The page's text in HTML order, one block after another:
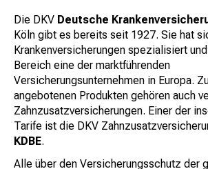
Die DKV Deutsche
Köln gibt es bereits seit 1927. Sie hat
Krankenversicherungen spezialisiert
Bereich eine der marktführenden
Versicherungsunternehmen in Europa.
angebotenen Produkten gehören auch
Zahnzusatzversicherungen. Einer der
Tarife ist die DKV
KDBE.
Alle über den Versicherungsschutz der